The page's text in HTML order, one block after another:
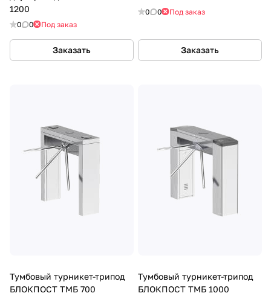
1200
0 0 Под заказ
Заказать
0 0 Под заказ
Заказать
Тумбовый турникет-трипод
БЛОКПОСТ ТМБ 700
Тумбовый турникет-трипод
БЛОКПОСТ ТМБ 1000